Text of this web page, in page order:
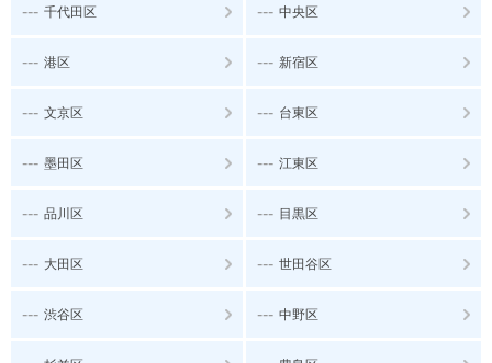
--- 千代田区 --- 中央区
--- 港区 --- 新宿区
--- 文京区 --- 台東区
--- 墨田区 --- 江東区
--- 品川区 --- 目黒区
--- 大田区 --- 世田谷区
--- 渋谷区 --- 中野区